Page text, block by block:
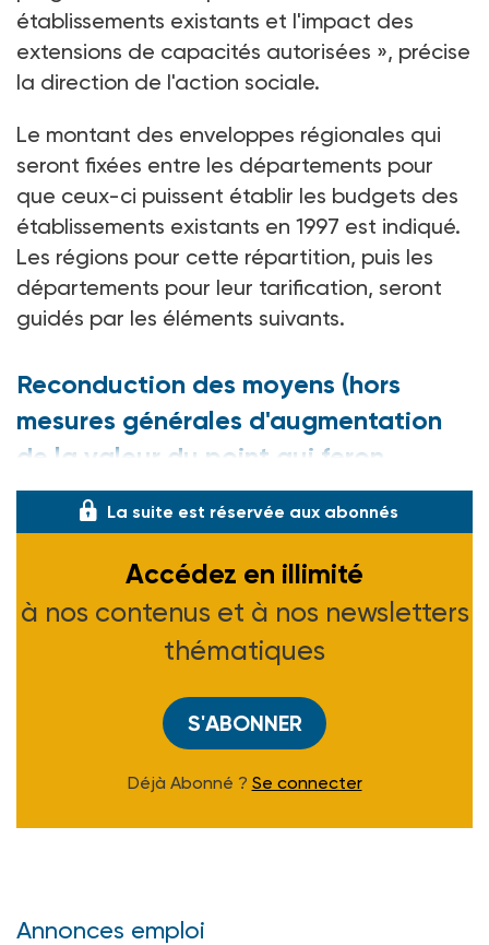
établissements existants et l'impact des
extensions de capacités autorisées », précise
la direction de l'action sociale.
Le montant des enveloppes régionales qui
seront fixées entre les départements pour
que ceux-ci puissent établir les budgets des
établissements existants en 1997 est indiqué.
Les régions pour cette répartition, puis les
départements pour leur tarification, seront
guidés par les éléments suivants.
Reconduction des moyens (hors
mesures générales d'augmentation
de la valeur du point qui feron
La suite est réservée aux abonnés
Accédez en illimité
à nos contenus et à nos newsletters
thématiques
S'ABONNER
Déjà Abonné ? Se connecter
Annonces emploi